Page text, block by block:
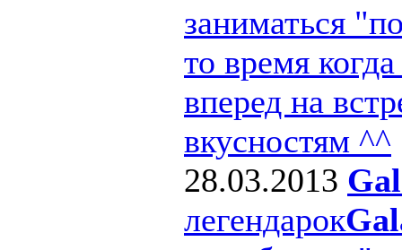
заниматься
то время
вперед на
вкусностям ^^
28.03.2013
легендарок